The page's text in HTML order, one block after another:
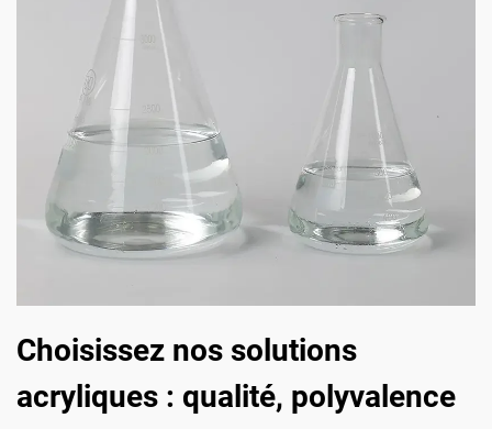
Choisissez nos solutions
acryliques : qualité, polyvalence